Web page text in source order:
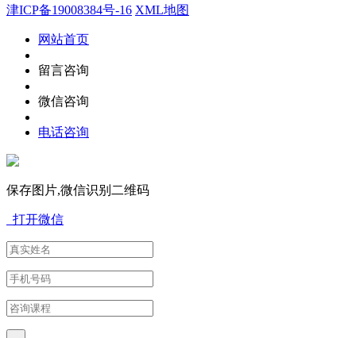
津ICP备19008384号-16 XML地图
网站首页
留言咨询
微信咨询
电话咨询
保存图片,微信识别二维码
打开微信